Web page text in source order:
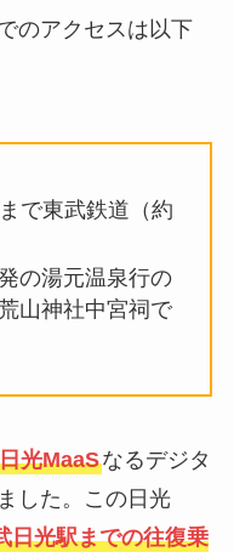
のアクセスは以下
で東武鉄道（約
の湯元温泉行の
山神社中宮祠で
光MaaSなるデジタ
した。この日光
日光駅までの往復乗